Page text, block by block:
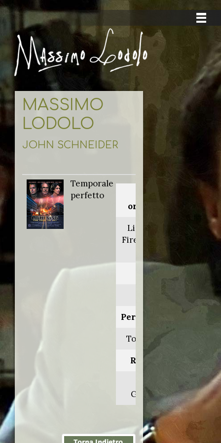
MASSIMO
LODOLO
JOHN SCHNEIDER
Temporale
perfetto
originale:
Lightning:
Fire from the
Personaggio:
Tom Dobbs
Regia di:
Giancola